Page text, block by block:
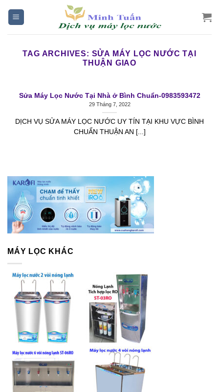
TAG ARCHIVES: SỬA MÁY LỌC NƯỚC TẠI
THUẬN GIAO
Sửa Máy Lọc Nước Tại Nhà ở Bình Chuẩn-0983593472
29 Tháng 7, 2022
DỊCH VỤ SỬA MÁY LỌC NƯỚC UY TÍN TẠI KHU VỰC BÌNH
CHUẨN THUẬN AN [...]
MÁY LỌC KHÁC